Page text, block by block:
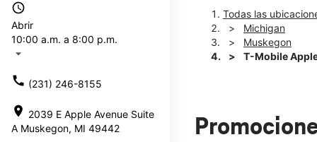
access_time
Abrir
10:00 a.m. a 8:00 p.m.
arrow_drop_down
call (231) 246-8155
location_on 2039 E Apple Avenue Suite
A Muskegon, MI 49442
Todas las
Michigan
Muskegon
T-Mobile